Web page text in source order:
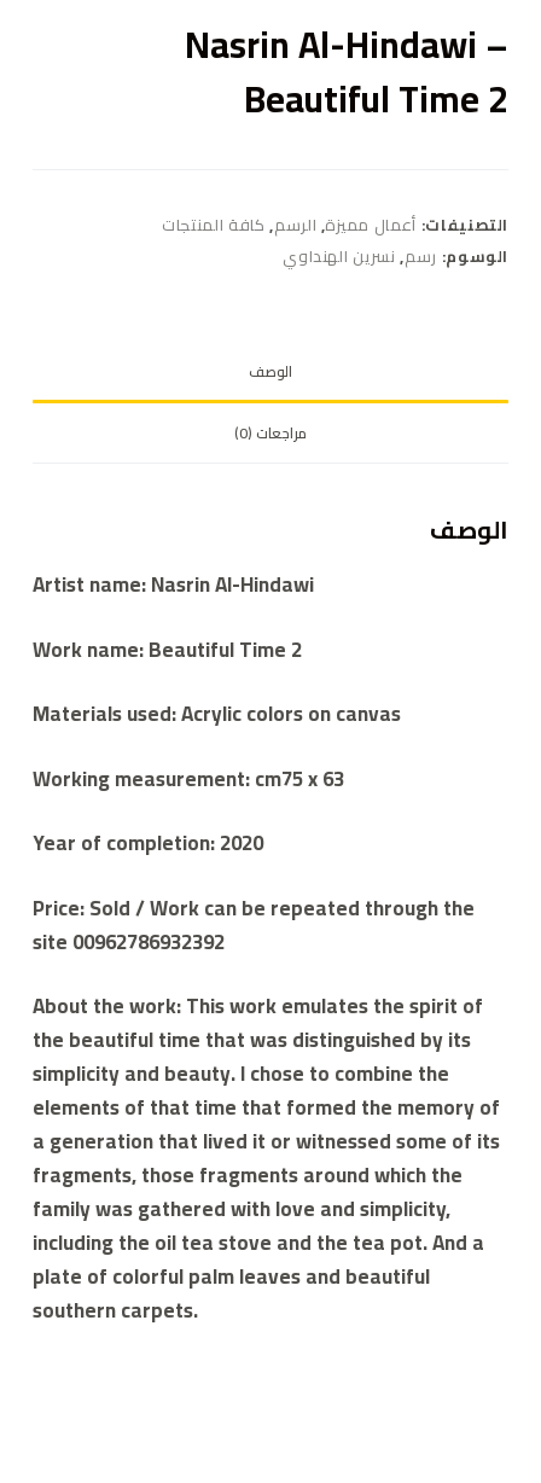
Nasrin Al-Hindawi –
Beautiful Time 2
التصنيفات: أعمال مميزة, الرسم, كافة المنتجات
الوسوم: رسم, نسرين الهنداوي
الوصف
مراجعات (0)
الوصف
Artist name: Nasrin Al-Hindawi
Work name: Beautiful Time 2
Materials used: Acrylic colors on canvas
Working measurement: cm75 x 63
Year of completion: 2020
Price: Sold / Work can be repeated through the
site 00962786932392
About the work: This work emulates the spirit of
the beautiful time that was distinguished by its
simplicity and beauty. I chose to combine the
elements of that time that formed the memory of
a generation that lived it or witnessed some of its
fragments, those fragments around which the
family was gathered with love and simplicity,
including the oil tea stove and the tea pot. And a
plate of colorful palm leaves and beautiful
southern carpets.